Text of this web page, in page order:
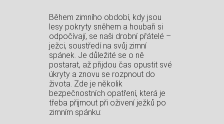
Během zimního období, kdy jsou
lesy pokryty sněhem a houbaři si
odpočívají, se naši drobní přátelé –
ježci, soustředí na svůj zimní
spánek. Je důležité se o ně
postarat, až přijdou čas opustit své
úkryty a znovu se rozpnout do
života. Zde je několik
bezpečnostních opatření, která je
třeba přijmout při oživení ježků po
zimním spánku: